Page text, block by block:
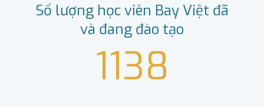
Số lượng học viên Bay Việt đã
và đang đào tạo
1138